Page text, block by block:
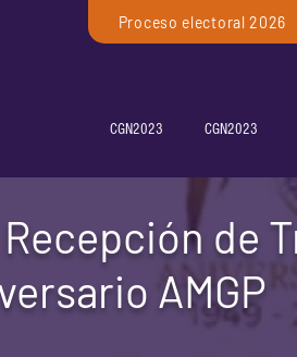
Proceso electoral 2026
CGN2023 CGN2023
de
AMGP